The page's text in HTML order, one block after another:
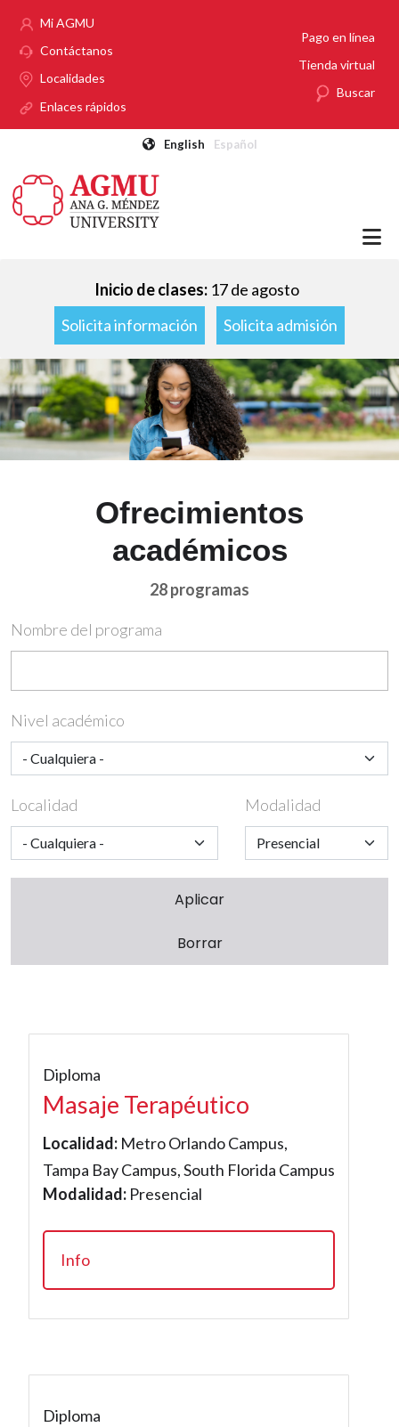
Mi AGMU
Contáctanos
Localidades
Enlaces rápidos
Pago en línea
Tienda virtual
Buscar
English Español
Inicio de clases: 17 de agosto
Solicita información
Solicita admisión
Ofrecimientos
académicos
28 programas
Nombre del programa
Nivel académico
Localidad Modalidad
Diploma
Masaje Terapéutico
Localidad: Metro Orlando Campus,
Tampa Bay Campus, South Florida Campus
Modalidad: Presencial
Info
Diploma